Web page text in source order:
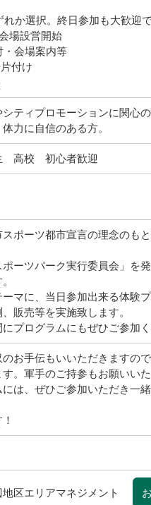
か選択。終日参加も大歓迎で
場設営開始
会場案内等
付け
ティプロモーションに関心の
力に自信のある方。
高校 初心者歓迎
ポーツ都市宣言の理念のも
ーツパーク実行委員会」を
ーマに、当日参加出来る体験
販売等を実施致します。
プログラムにもぜひご参加く
お手伝もいいただきますの
。軍手のご持参もお願いいた
は、ぜひご参加いただき一
地区エリアマネジメント